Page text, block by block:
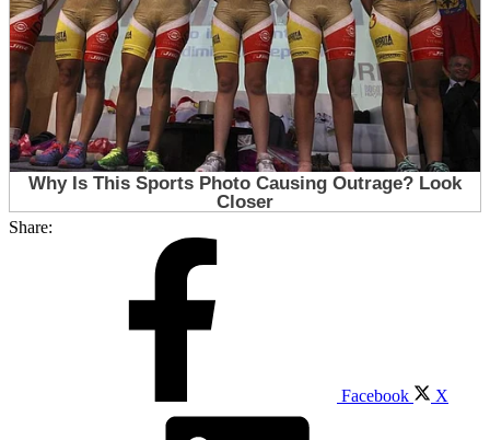
Share:
Facebook X